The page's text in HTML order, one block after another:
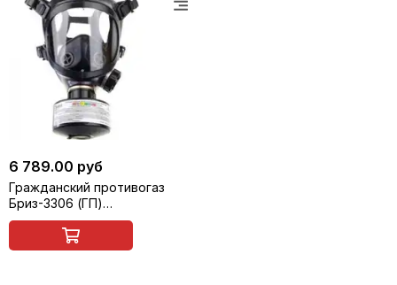
6 789.00 руб
Гражданский противогаз
Бриз-3306 (ГП)
A1B1E1K1SXHgP3 R D с маской
Бриз-4301 (ППМ) категория 3